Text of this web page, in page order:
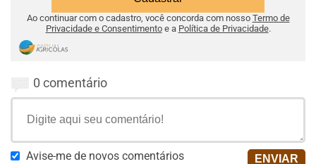
Ao continuar com o cadastro, você concorda com nosso Termo de
Privacidade e Consentimentoe a Política de Privacidade.
0 comentário
Avise-me de novos comentários